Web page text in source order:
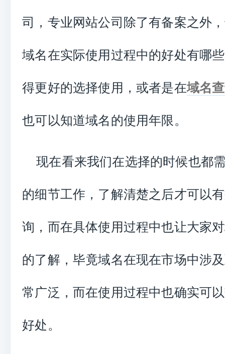
司，专业网站公司除了有备案之外
域名在实际使用过程中的好处有哪
得更好的选择使用，或者是在域名
也可以知道域名的使用年限。
现在看来我们在选择的时候也都
的细节工作，了解清楚之后才可以
询，而在具体使用过程中也让大家
的了解，毕竟域名在现在市场中涉
常广泛，而在使用过程中也确实可
好处。